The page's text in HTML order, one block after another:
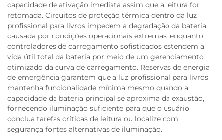
capacidade de ativação imediata assim que a leitura for
retomada. Circuitos de proteção térmica dentro da luz
profissional para livros impedem a degradação da bateria
causada por condições operacionais extremas, enquanto
controladores de carregamento sofisticados estendem a
vida útil total da bateria por meio de um gerenciamento
otimizado da curva de carregamento. Reservas de energia
de emergência garantem que a luz profissional para livros
mantenha funcionalidade mínima mesmo quando a
capacidade da bateria principal se aproxima da exaustão,
fornecendo iluminação suficiente para que o usuário
conclua tarefas críticas de leitura ou localize com
segurança fontes alternativas de iluminação.